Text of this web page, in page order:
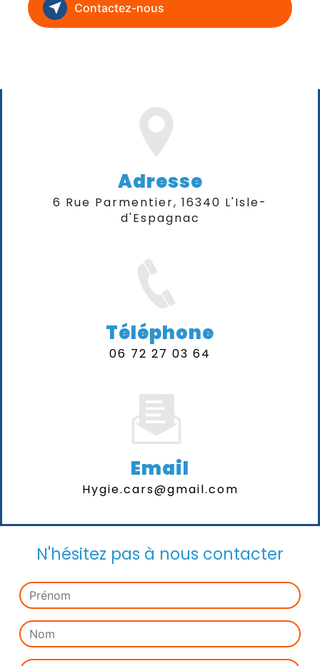
Contactez-nous
Adresse
6 Rue Parmentier, 16340 L'Isle-
d'Espagnac
Téléphone
06 72 27 03 64
Email
hygie.cars@gmail.com
N'hésitez pas à nous contacter